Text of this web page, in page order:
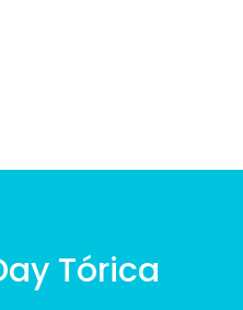
Tórica